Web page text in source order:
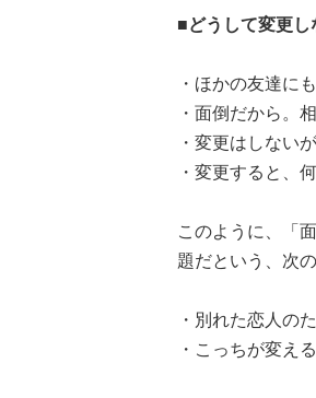
■どうして変更し
・ほかの友達に
・面倒だから。
・変更はしない
・変更すると、
このように、「
題だという、次
・別れた恋人の
・こっちが変え